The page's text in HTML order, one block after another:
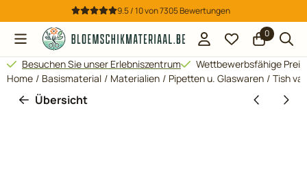
Cookie-Einstellungen verfügbar. Einstellungen wählen oder
9.5 / 10von7305Bewertungen
0
Besuchen Sie unser Erlebniszentrum
Wettbewerbsfähige
Home / Basismaterial / Materialien / Pipetten u. Glaswaren / Tish
Übersicht